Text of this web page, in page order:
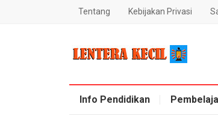
Tentang Kebijakan Privasi
Blog Lentera Kecil
Info Pendidikan